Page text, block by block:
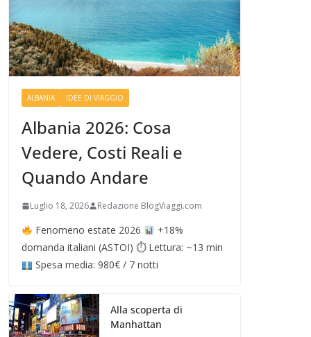
ALBANIA IDEE DI VIAGGIO
Albania 2026: Cosa
Vedere, Costi Reali e
Quando Andare
Luglio 18, 2026 Redazione BlogViaggi.com
Fenomeno estate 2026
+18%
domanda italiani (ASTOI) ⏱ Lettura: ~13 min
Spesa media: 980€ / 7 notti
Alla scoperta di
Manhattan